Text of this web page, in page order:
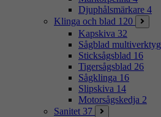
Djuphålsmärkare 4
Klinga och blad 120
Kapskiva 32
Sågblad multiverktyg
Sticksågsblad 16
Tigersågsblad 26
Sågklinga 16
Slipskiva 14
Motorsågskedja 2
Sanitet 37